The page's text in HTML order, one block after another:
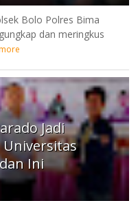
Bolo Polres Bima
dan meringkus
Jadi
Universitas
Ini